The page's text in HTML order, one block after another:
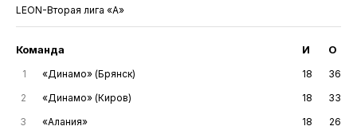
LEON-Вторая лига «А»
Команда И О
1 «Динамо» (Брянск) 18
36
2
«Динамо» (Киров) 18
33
3
«Алания» 18
26